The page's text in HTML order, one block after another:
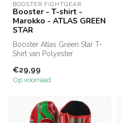
BOOSTER FIGHTGEAR
Booster - T-shirt -
Marokko - ATLAS GREEN
STAR
Booster Atlas Green Star T-
Shirt van Polyester
gesublimeerde Marok...
€29,99
Op voorraad